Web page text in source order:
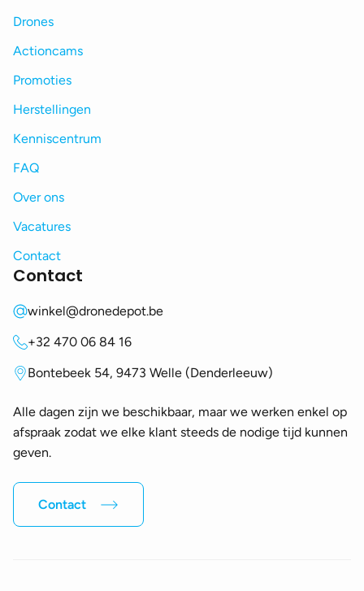
Drones
Actioncams
Promoties
Herstellingen
Kenniscentrum
FAQ
Over ons
Vacatures
Contact
Contact
winkel@dronedepot.be
+32 470 06 84 16
Bontebeek 54, 9473 Welle (Denderleeuw)
Alle dagen zijn we beschikbaar, maar we werken enkel op
afspraak zodat we elke klant steeds de nodige tijd kunnen
geven.
Contact